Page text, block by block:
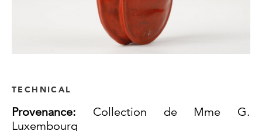
TECHNICAL
Provenance: Collection de Mme G.
Luxembourg